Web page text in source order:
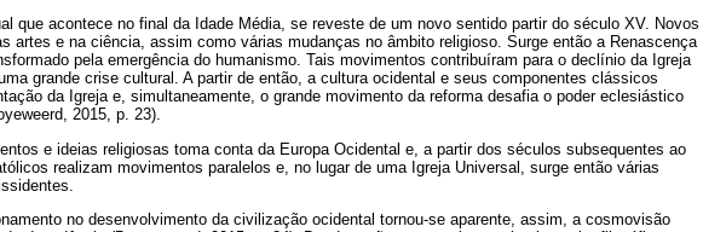
que acontece no final da Idade Média, se reveste de um novo sentido partir do século XV. Novos
artes e na ciência, assim como várias mudanças no âmbito religioso. Surge então a Renascença
pela emergência do humanismo. Tais movimentos contribuíram para o declínio da Igreja
grande crise cultural. A partir de então, a cultura ocidental e seus componentes clássicos
da Igreja e, simultaneamente, o grande movimento da reforma desafia o poder eclesiástico
2015, p. 23).
e ideias religiosas toma conta da Europa Ocidental e, a partir dos séculos subsequentes ao
realizam movimentos paralelos e, no lugar de uma Igreja Universal, surge então várias
no desenvolvimento da civilização ocidental tornou-se aparente, assim, a cosmovisão